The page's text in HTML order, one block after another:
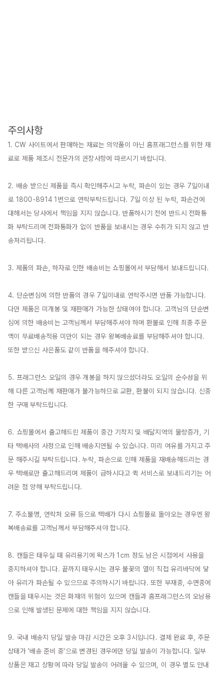
주의사항
1. CW 사이트에서 판매하는 재료는 의약품이 아닌 홈프래그런스를 위한 재
료로 제품 제조시 전문가의 권장사항에 따르시기 바랍니다.
2. 배송 받으신 제품을 즉시 확인해주시고 누락, 파손이 있는 경우 7일이내
로 1800-8914 1번으로 연락부탁드립니다. 7일 이상 된 누락, 파손건에
대해서는 당사에서 책임을 지지 않습니다. 반품하시기 전에 반드시 전화통
화 부탁드리며 전화통화가 없이 반품을 보내시는 경우 수취가 되지 않고 반
송처리됩니다.
3. 제품의 파손, 하자로 인한 배송비는 쇼핑몰에서 부담해서 보내드립니다.
4. 단순변심에 의한 반품의 경우 7일이내로 연락주시면 반품 가능합니다.
다만 제품은 미개봉 및 재판매가 가능한 상태여야 합니다. 고객님의 단순변
심에 의한 배송비는 고객님께서 부담해주셔야 하며 환불로 인해 최종 주문
액이 무료배송적용 미만이 되는 경우 왕복배송료를 부담해주셔야 합니다.
또한 받으신 사은품도 같이 반품을 해주셔야 합니다.
5. 프래그런스 오일의 경우 개봉을 하지 않으셨더라도 오일의 순수성을 위
해 다른 고객님께 재판매가 불가능하므로 교환, 환불이 되지 않습니다. 신중
한 구매 부탁드립니다.
6. 쇼핑몰에서 출고해드린 제품이 중간 기착지 및 배달지역의 물량증가, 기
타 택배사의 사정으로 인해 배송지연될 수 있습니다. 미리 여유를 가지고 주
문 해주시길 부탁드립니다. 누락, 파손으로 인해 제품을 재배송해드리는 경
우 택배로만 출고해드리며 제품이 급하시다고 퀵 서비스로 보내드리기는 어
려운 점 양해 부탁드립니다.
7. 주소불명, 연락처 오류 등으로 택배가 다시 쇼핑몰로 돌아오는 경우엔 왕
복배송료를 고객님께서 부담해주셔야 합니다.
8. 캔들은 태우실 때 유리용기에 왁스가 1cm 정도 남은 시점에서 사용을
중지하셔야 합니다. 끝까지 태우시는 경우 불꽃의 열이 직접 유리바닥에 닿
아 유리가 파손될 수 있으므로 주의하시기 바랍니다. 또한 부재중, 수면중에
캔들을 태우시는 것은 화재의 위험이 있으며 캔들과 홈프래그런스의 오남용
으로 인해 발생된 문제에 대한 책임을 지지 않습니다.
9. 국내 배송지 당일 발송 마감 시간은 오후 3시입니다. 결제 완료 후, 주문
상태가 '배송 준비 중'으로 변경된 경우에만 당일 발송이 가능합니다. 일부
상품은 재고 상황에 따라 당일 발송이 어려울 수 있으며, 이 경우 별도 안내